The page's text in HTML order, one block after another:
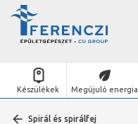
Készülékek Megújuló energia
Spirál és spirálfej